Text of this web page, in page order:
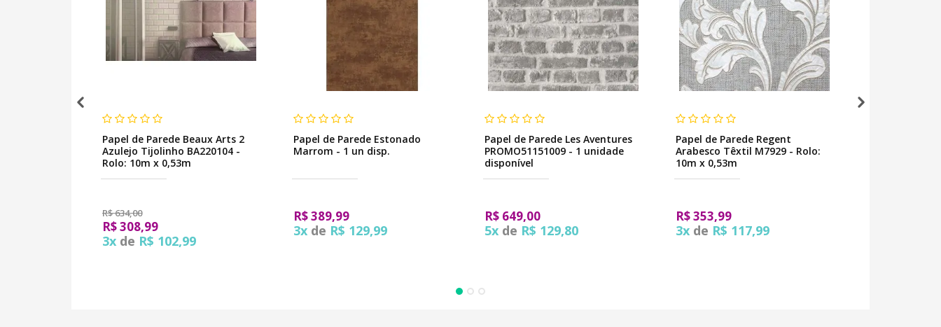
Papel de Parede Beaux Arts 2
Azulejo Tijolinho BA220104 -
Rolo: 10m x 0,53m
R$ 634,00
R$ 308,99
3x de R$ 102,99
Papel de Parede Estonado
Marrom - 1 un disp.
R$ 389,99
3x de R$ 129,99
Papel de Parede Les Aventures
PROMO51151009 - 1 unidade
disponível
R$ 649,00
5x de R$ 129,80
Papel de Parede Regent
Arabesco Têxtil M7929 - Rolo:
10m x 0,53m
R$ 353,99
3x de R$ 117,99